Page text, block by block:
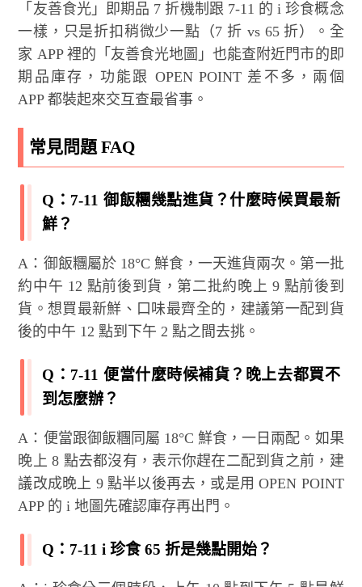
「友善食光」即期品 7 折機制跟 7-11 的 i 珍食概念
一樣，只是折扣稍微少一點（7 折 vs 65 折）。全
家 APP 裡的「友善食光地圖」也能查附近門市的即
期品庫存，功能跟 OPEN POINT 差不多，兩個
APP 都裝起來交互查最省事。
常見問題 FAQ
Q：7-11 御飯糰幾點進貨？什麼時候買最新
鮮？
A：御飯糰屬於 18°C 鮮食，一天進貨兩次。第一批
約中午 12 點前後到貨，第二批約晚上 9 點前後到
貨。想買最新鮮、口味最齊全的，建議第一配到貨
後的中午 12 點到下午 2 點之間去挑。
Q：7-11 便當什麼時候補貨？晚上去都買不
到怎麼辦？
A：便當跟御飯糰同屬 18°C 鮮食，一日兩配。如果
晚上 8 點去都沒有，表示你趕在二配到貨之前，建
議改成晚上 9 點半以後再去，或是用 OPEN POINT
APP 的 i 地圖先確認庫存再出門。
Q：7-11 i 珍食 65 折是幾點開始？